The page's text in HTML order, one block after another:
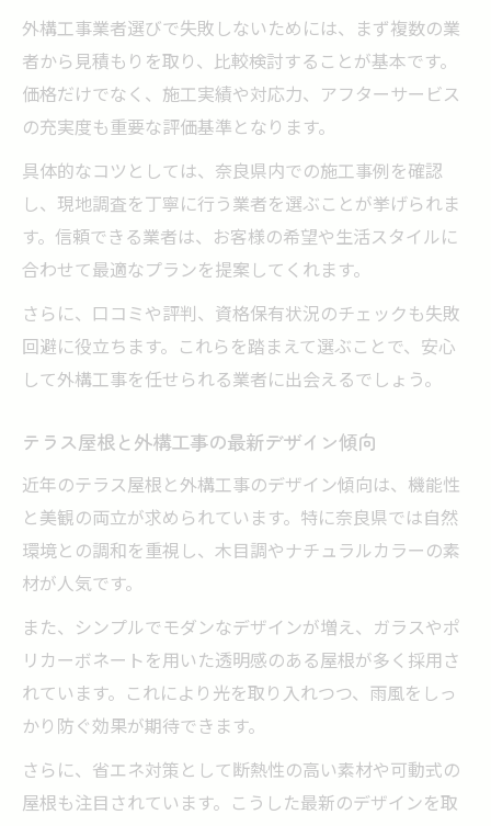
テラス屋根の費用とデザイン選び徹底解説
外構工事におけるテラス屋根費用相場の基
本知識
奈良外構工事でお得にテラス屋根を設置す
外構工事とテラス屋根のデザイン比較ポイ
ント
奈良県外構工事で失敗しない費用交渉術と
外構工事費用を抑えるための見積もりチェ
ック法
外構工事で手に入れる快適な奈良県テラス
空間
奈良外構工事業者が提案する快適空間の工
夫点
外構工事で叶える機能的なテラス屋根のポ
イント
奈良県外構工事おすすめの快適空間づくり
実例
外構工事後のアフターケアやメンテナンス
の重要性
外構工事業者選びで失敗しないためには、まず複数の業
者から見積もりを取り、比較検討することが基本です。
価格だけでなく、施工実績や対応力、アフターサービス
の充実度も重要な評価基準となります。
具体的なコツとしては、奈良県内での施工事例を確認
し、現地調査を丁寧に行う業者を選ぶことが挙げられま
す。信頼できる業者は、お客様の希望や生活スタイルに
合わせて最適なプランを提案してくれます。
さらに、口コミや評判、資格保有状況のチェックも失敗
回避に役立ちます。これらを踏まえて選ぶことで、安心
して外構工事を任せられる業者に出会えるでしょう。
テラス屋根と外構工事の最新デザイン傾向
近年のテラス屋根と外構工事のデザイン傾向は、機能性
と美観の両立が求められています。特に奈良県では自然
環境との調和を重視し、木目調やナチュラルカラーの素
材が人気です。
また、シンプルでモダンなデザインが増え、ガラスやポ
リカーボネートを用いた透明感のある屋根が多く採用さ
れています。これにより光を取り入れつつ、雨風をしっ
かり防ぐ効果が期待できます。
さらに、省エネ対策として断熱性の高い素材や可動式の
屋根も注目されています。こうした最新のデザインを取